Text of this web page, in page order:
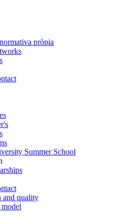
pròpia
Summer School
and quality